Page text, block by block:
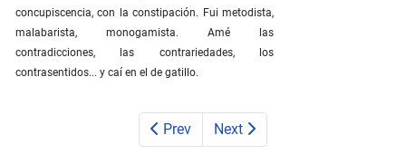
concupiscencia, con la constipación. Fui metodista,
malabarista, monogamista. Amé las
contradicciones, las contrariedades, los
contrasentidos... y caí en el de gatillo.
Prev Next